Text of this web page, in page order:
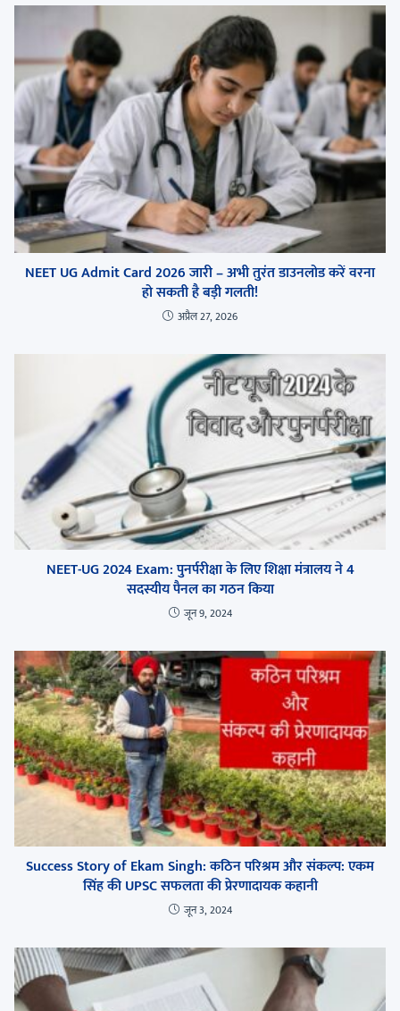
NEET UG Admit Card 2026 जारी – अभी तुरंत डाउनलोड करें वरना
हो सकती है बड़ी गलती!
अप्रैल 27, 2026
NEET-UG 2024 Exam: पुनर्परीक्षा के लिए शिक्षा मंत्रालय ने 4
सदस्यीय पैनल का गठन किया
जून 9, 2024
Success Story of Ekam Singh: कठिन परिश्रम और संकल्प: एकम
सिंह की UPSC सफलता की प्रेरणादायक कहानी
जून 3, 2024